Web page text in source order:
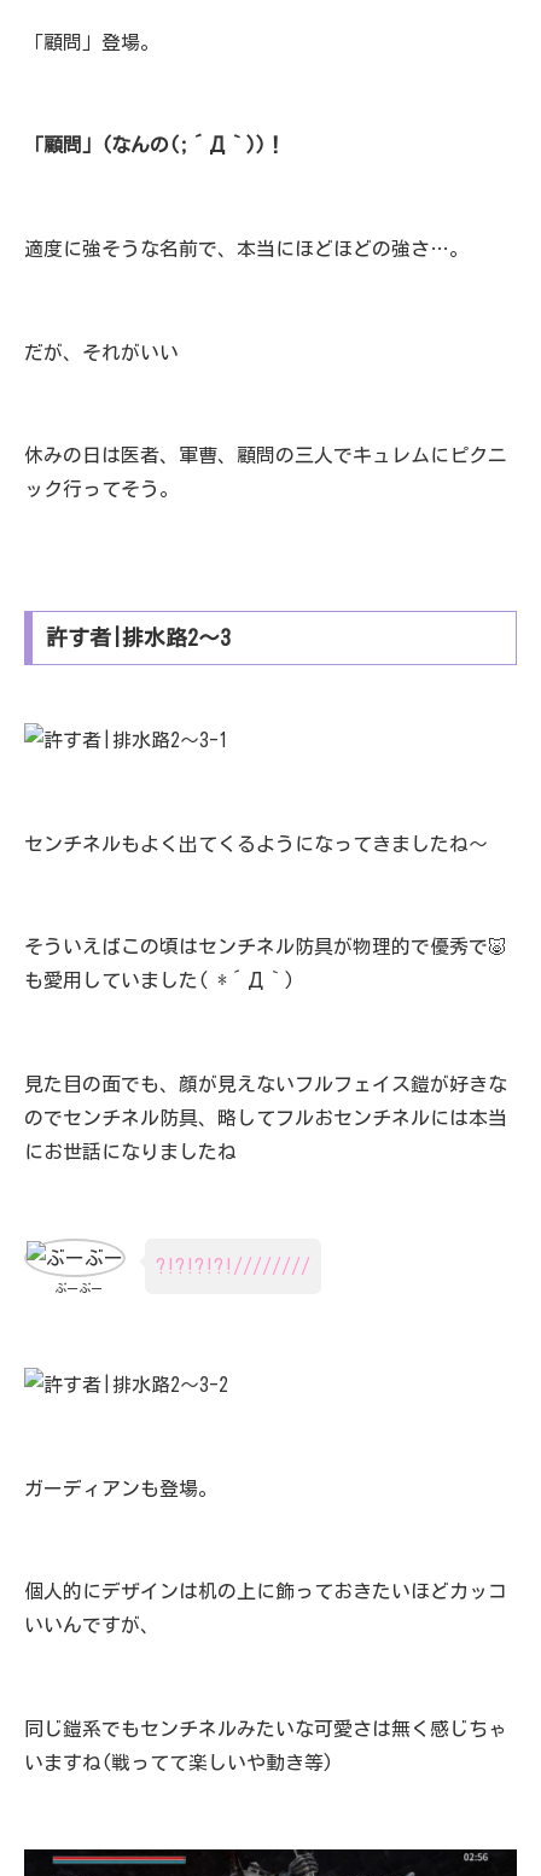
「顧問」登場。
「顧問」(なんの(;´Д｀))！
適度に強そうな名前で、本当にほどほどの強さ…。
だが、それがいい
休みの日は医者、軍曹、顧問の三人でキュレムにピクニ
ック行ってそう。
許す者|排水路2～3
センチネルもよく出てくるようになってきましたね～
そういえばこの頃はセンチネル防具が物理的で優秀で🐷
も愛用していました( *´Д｀)
見た目の面でも、顔が見えないフルフェイス鎧が好きな
のでセンチネル防具、略してフルおセンチネルには本当
にお世話になりましたね
ぶーぶー
?!?!?!?!////////
ガーディアンも登場。
個人的にデザインは机の上に飾っておきたいほどカッコ
いいんですが、
同じ鎧系でもセンチネルみたいな可愛さは無く感じちゃ
いますね(戦ってて楽しいや動き等)